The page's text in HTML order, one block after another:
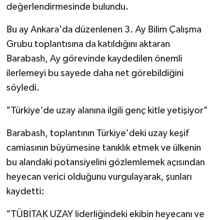
değerlendirmesinde bulundu.
Bu ay Ankara'da düzenlenen 3.⁠ Ay Bilim Çalışma
Grubu toplantısına da katıldığını aktaran
Barabash, Ay görevinde kaydedilen önemli
ilerlemeyi bu sayede daha net görebildiğini
söyledi.
"Türkiye'de uzay alanına ilgili genç kitle yetişiyor"
Barabash, toplantının Türkiye'deki uzay keşif
camiasının büyümesine tanıklık etmek ve ülkenin
bu alandaki potansiyelini gözlemlemek açısından
heyecan verici olduğunu vurgulayarak, şunları
kaydetti:
"TÜBİTAK UZAY liderliğindeki ekibin heyecanı ve